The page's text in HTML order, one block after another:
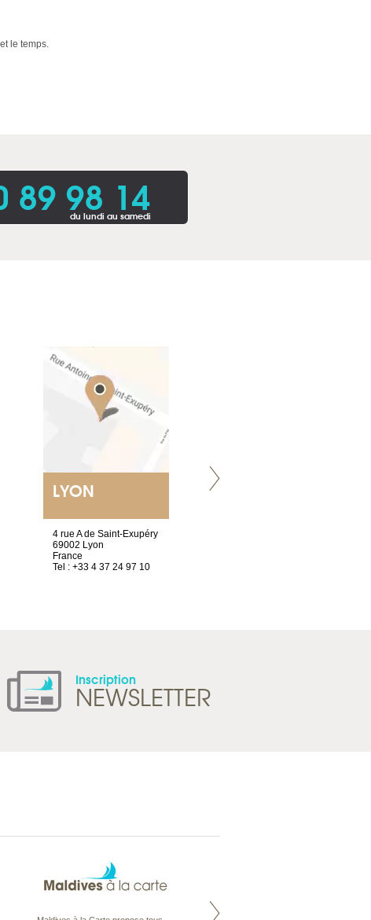
le temps.
89 98 14
du lundi au samedi
LYON
4 rue A de Saint-Exupéry
69002 Lyon
France
Tel : +33 4 37 24 97 10
Inscription
NEWSLETTER